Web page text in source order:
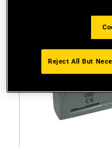
Reject All But